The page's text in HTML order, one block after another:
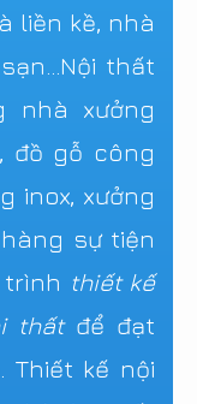
liền kề, nhà
thất
nhà xưởng
đồ gỗ công
inox, xưởng
sự tiện
thiết kế
thấtđể đạt
Thiết kế nội